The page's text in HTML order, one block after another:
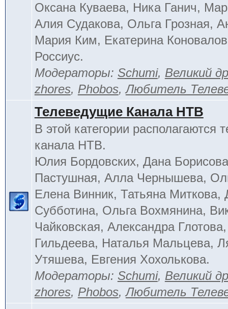
Оксана Куваева, Ника Ганич,
Алия Судакова, Ольга Грозная,
Мария Ким, Екатерина
Россиус.
Модераторы: Schumi, Великий
zhores, Phobos,Любитель
Телеведущие Канала НТВ
В этой категории располагаются
канала НТВ.
Юлия Бордовских, Дана
Пастушная, Алла Чернышева,
Елена Винник, Татьяна Миткова,
Субботина, Ольга Вохмянина,
Чайковская, Александра
Гильдеева, Наталья Мальцева,
Утяшева, Евгения Хохолькова.
Модераторы: Schumi, Великий
zhores, Phobos,Любитель